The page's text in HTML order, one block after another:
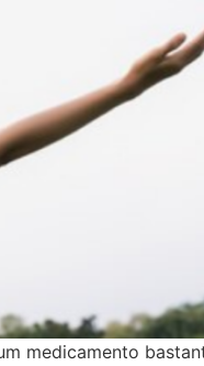
medicamento